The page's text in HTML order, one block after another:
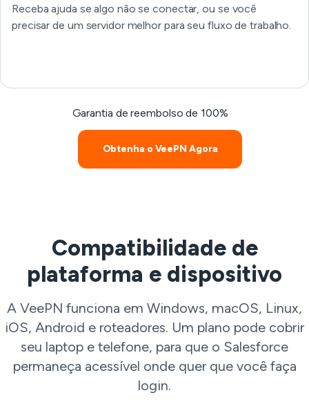
Receba ajuda se algo não se conectar, ou se você
precisar de um servidor melhor para seu fluxo de trabalho.
Garantia de reembolso de 100%
Obtenha o VeePN Agora
Compatibilidade de
plataforma e dispositivo
A VeePN funciona em Windows, macOS, Linux,
iOS, Android e roteadores. Um plano pode cobrir
seu laptop e telefone, para que o Salesforce
permaneça acessível onde quer que você faça
login.